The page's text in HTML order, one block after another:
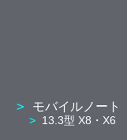
モバイルノート
13.3型 X8・X6